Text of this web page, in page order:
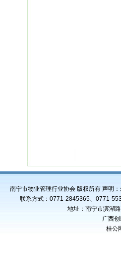
南宁市物业管理行业协会 版权所有 声明
联系方式：0771-2845365、0771-
地址：南宁市滨湖
广西
桂公